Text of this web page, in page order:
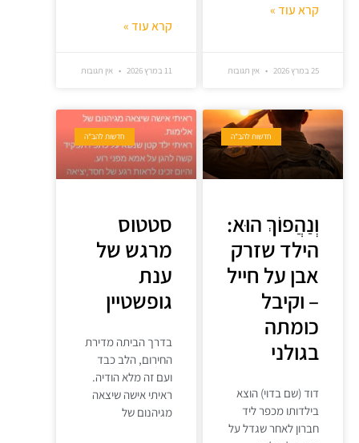
קרא עוד »
25 במרץ 2026 אין תגובות
קרא עוד »
11 במרץ 2026 אין תגובות
חדשות להב"ה
וְנַהֲפוֹךְ הוּא:
הילד שזרק
אבן על חייל
– וקיבל
כומתה
בגולני
דוד (שם בדוי) הוצא
בילדותו מכפר ליד
חברון לאחר שגדל על
חדשות להב"ה
סטטוס
מרגש של
ענת
גופשטיין
בדרך הביתה מדירת
החירום, הלב כבד
ועם זה מלא הודיה.
ראיתי אישה שיצאה
מגיהנום של